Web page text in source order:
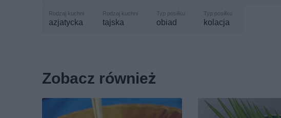
azjatycka tajska obiad kolacja
Zobacz również